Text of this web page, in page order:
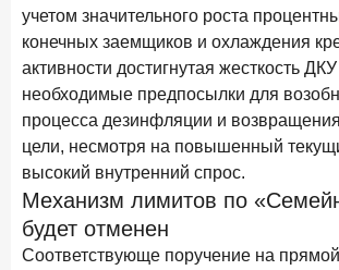
ПОДПИСАТЬСЯ
обработки данных
8 июня 2026 года
По итогам мая 2026 года объем выдач
составил 993,8 млрд руб.
учетом значительного роста
конечных заемщиков и охлаждения
активности достигнутая жесткость
необходимые предпосылки для
процесса дезинфляции и
цели, несмотря на повышенный
высокий внутренний спрос.
Механизм лимитов по
будет отменен
Соответствующе поручение на